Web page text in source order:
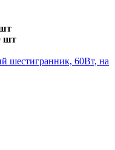
шт
шестигранник, 60Вт, на